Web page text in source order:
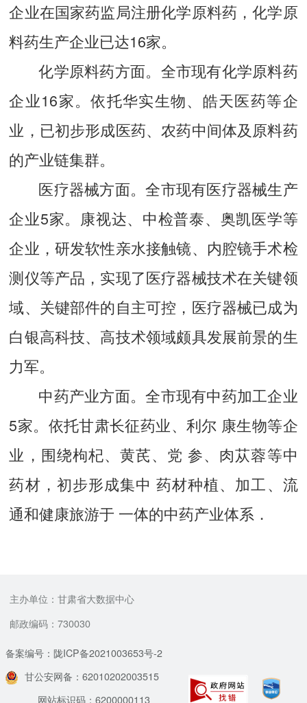
企业在国家药监局注册化学原料药，化学原
料药生产企业已达16家。
化学原料药方面。全市现有化学原料药
企业16家。依托华实生物、皓天医药等企
业，已初步形成医药、农药中间体及原料药
的产业链集群。
医疗器械方面。全市现有医疗器械生产
企业5家。康视达、中检普泰、奥凯医学等
企业，研发软性亲水接触镜、内腔镜手术检
测仪等产品，实现了医疗器械技术在关键领
域、关键部件的自主可控，医疗器械已成为
白银高科技、高技术领域颇具发展前景的生
力军。
中药产业方面。全市现有中药加工企业
5家。依托甘肃长征药业、利尔 康生物等企
业，围绕枸杞、黄芪、党 参、肉苁蓉等中
药材，初步形成集中 药材种植、加工、流
通和健康旅游于 一体的中药产业体系．
主办单位：甘肃省大数据中心
邮政编码：730030
备案编号：陇ICP备2021003653号-2
甘公安网备：62010202003515
网站标识码：6200000113